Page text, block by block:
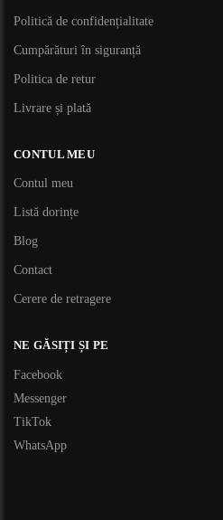
Politică de confidențialitate
Cumpărături în siguranță
Politica de retur
Livrare și plată
CONTUL MEU
Contul meu
Listă dorințe
Blog
Contact
Cerere de retragere
NE GĂSIȚI ȘI PE
Facebook
Messenger
TikTok
WhatsApp